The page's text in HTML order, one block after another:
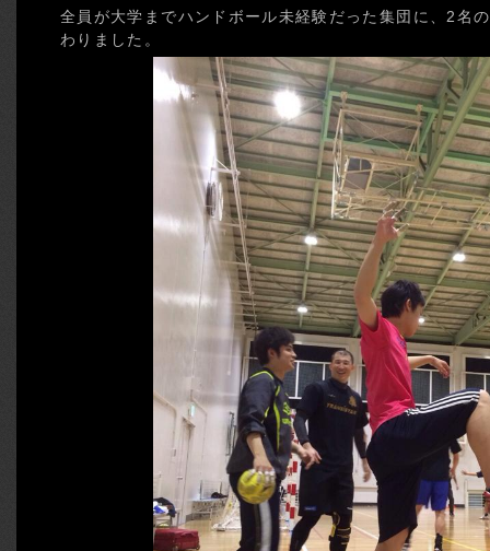
全員が大学までハンドボール未経験だった集団に、2名
わりました。